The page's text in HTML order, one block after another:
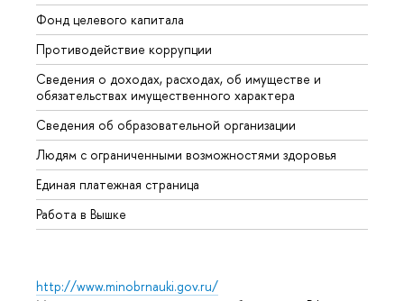
Фонд целевого капитала
Противодействие коррупции
Сведения о доходах, расходах, об имуществе и
обязательствах имущественного характера
Сведения об образовательной организации
Людям с ограниченными возможностями здоровья
Единая платежная страница
Работа в Вышке
http://www.minobrnauki.gov.ru/